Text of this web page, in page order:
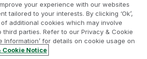
Condiciones del producto
Política legal
uso
Marcas comerciales
your experience with our websites
tailored to your interests. By clicking ‘Ok’,
additional cookies which may involve
third parties. Refer to our Privacy & Cookie
Information’ for details on cookie usage on
Cookie Notice